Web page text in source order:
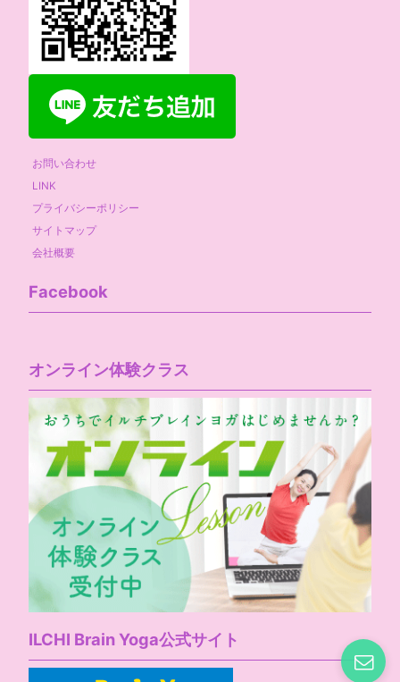
お問い合わせ
LINK
プライバシーポリシー
サイトマップ
会社概要
Facebook
オンライン体験クラス
ILCHI Brain Yoga公式サイト